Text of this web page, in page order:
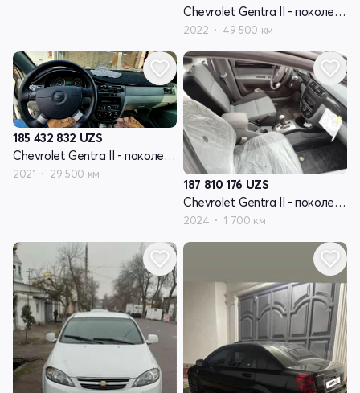
Chevrolet Gentra II - поколение
2022 49 500 км
185 432 832 UZS
Chevrolet Gentra II - поколение
2021 29 500 км
187 810 176 UZS
Chevrolet Gentra II - поколение
2024 1 700 км